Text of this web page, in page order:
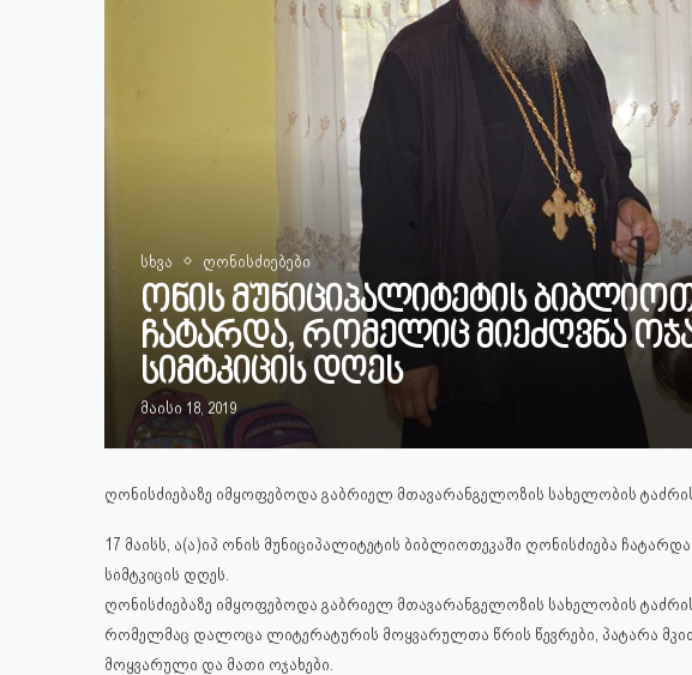
სხვა ღონისძიებები
ონის მუნიციპალიტეტის
ჩატარდა, რომელიც მიეძღვნა
სიმტკიცის დღეს
მაისი 18, 2019
ღონისძიებაზე იმყოფებოდა გაბრიელ მთავარანგელოზის სახელობის
17 მაისს, ა(ა)იპ ონის მუნიციპალიტეტის ბიბლიოთეკაში ღონისძიება
სიმტკიცის დღეს.
ღონისძიებაზე იმყოფებოდა გაბრიელ მთავარანგელოზის სახელობის
რომელმაც დალოცა ლიტერატურის მოყვარულთა წრის წევრები, პატარა
მოყვარული და მათი ოჯახები.